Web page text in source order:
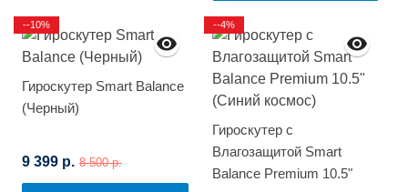
Гироскутер Smart Balance
(Черный)
9 399 р. 8 500 р.
--10%
Гироскутер с
Влагозащитой Smart
Balance Premium 10.5"
--4%